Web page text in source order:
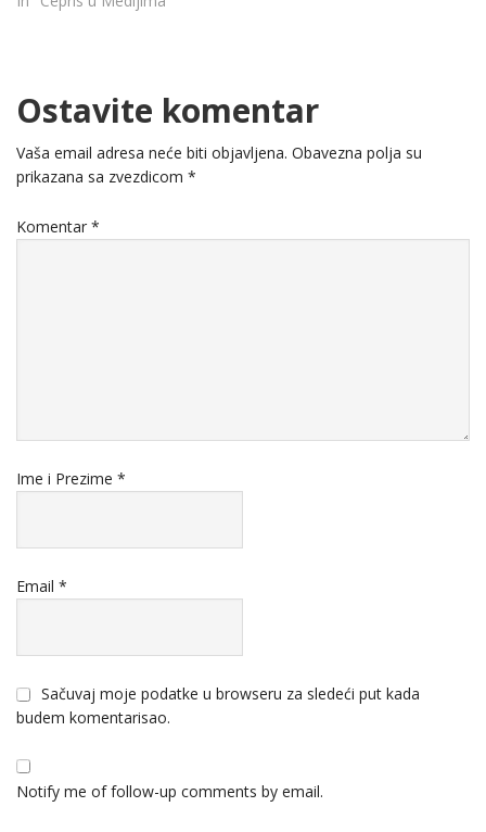
Ostavite komentar
Vaša email adresa neće biti objavljena. Obavezna polja su
prikazana sa zvezdicom *
Komentar *
Ime i Prezime *
Email *
Sačuvaj moje podatke u browseru za sledeći put kada
budem komentarisao.
Notify me of follow-up comments by email.